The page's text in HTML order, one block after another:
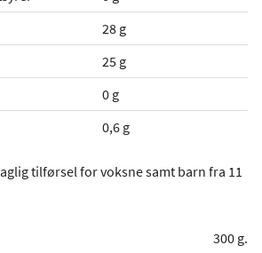
28 g
25 g
0 g
0,6 g
tilførsel for voksne samt barn fra 11
300 g.